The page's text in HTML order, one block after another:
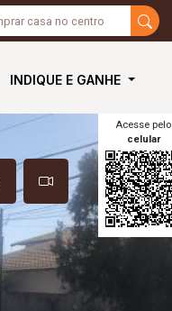
INDIQUE E GANHE
Acesse pelo
celular